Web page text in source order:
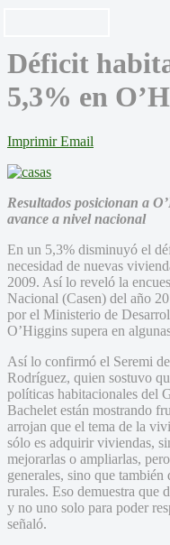
Déficit
5,3% en
Imprimir Email
Resultados posicionan a
avance a nivel nacional
En un 5,3% disminuyó el
necesidad de nuevas
2009. Así lo reveló la
Nacional (Casen) del año
por el Ministerio de
O’Higgins supera en
Así lo confirmó el Seremi
Rodríguez, quien sostuvo
políticas habitacionales del
Bachelet están mostrando
arrojan que el tema de la
sólo es adquirir viviendas,
mejorarlas o ampliarlas,
generales, sino que
rurales. Eso demuestra que
y no uno solo para poder
señaló.